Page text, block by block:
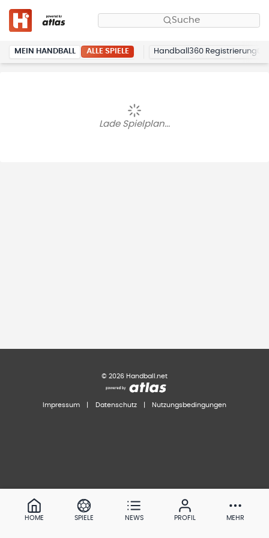
Suche
MEIN HANDBALL ALLE SPIELE Handball360 Registrierung
Lade Spielplan...
© 2026 Handball.net
Impressum Datenschutz Nutzungsbedingungen
HOME SPIELE NEWS PROFIL MEHR